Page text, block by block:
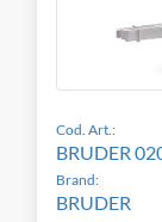
Cod. Art.:
BRUDER
Brand:
BRUDER